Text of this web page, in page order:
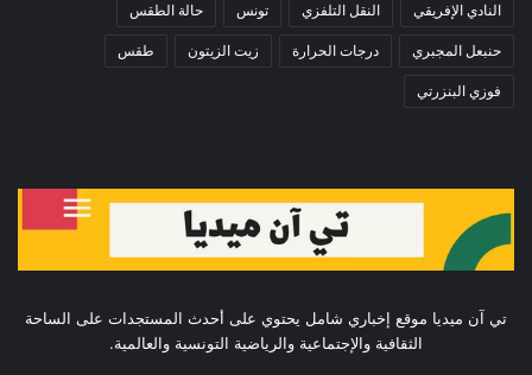
النادي الإفريقي النقل التلفزي تونس حالة الطقس
حنبعل المجبري درجات الحرارة زيت الزيتون طقس
فوزي البنزرتي
تي آن ميديا موقع إخباري شامل يحتوي على أحدث المستجدات على الساحة
الثقافية والإجتماعية والرياضية التونسية والعالمية.